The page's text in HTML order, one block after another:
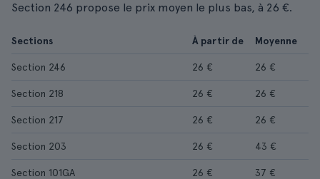
Section 246 propose le prix moyen le plus bas, à 26 €.
Sections À partir de Moyenne
Section 246 26 € 26 €
Section 218 26 € 26 €
Section 217 26 € 26 €
Section 203 26 € 43 €
Section 101GA 26 € 37 €